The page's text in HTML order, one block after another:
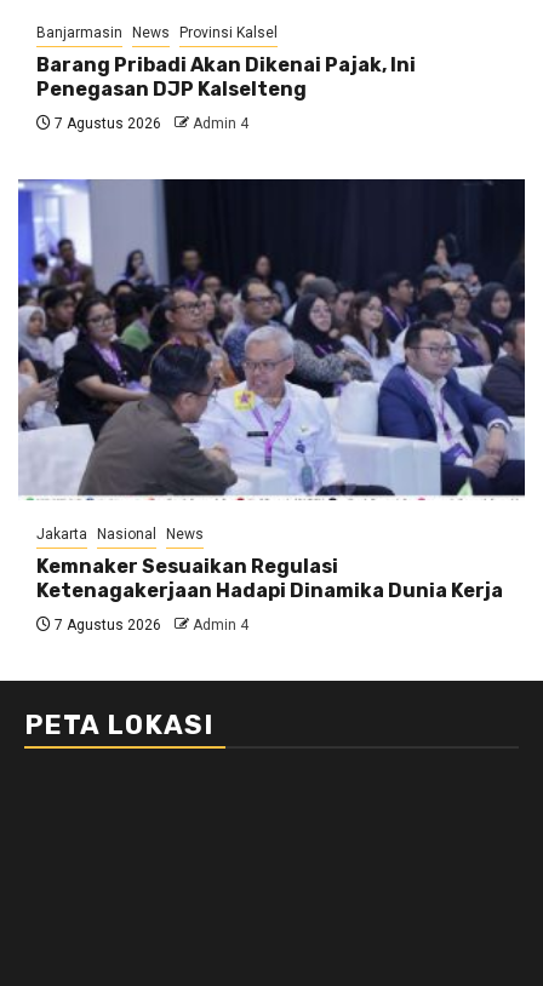
Banjarmasin News Provinsi Kalsel
Barang Pribadi Akan Dikenai Pajak, Ini
Penegasan DJP Kalselteng
7 Agustus 2026 Admin 4
Jakarta Nasional News
Kemnaker Sesuaikan Regulasi
Ketenagakerjaan Hadapi Dinamika Dunia Kerja
7 Agustus 2026 Admin 4
PETA LOKASI